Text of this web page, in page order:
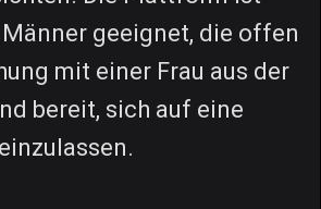
geeignet, die offen
mit einer Frau aus der
bereit, sich auf eine